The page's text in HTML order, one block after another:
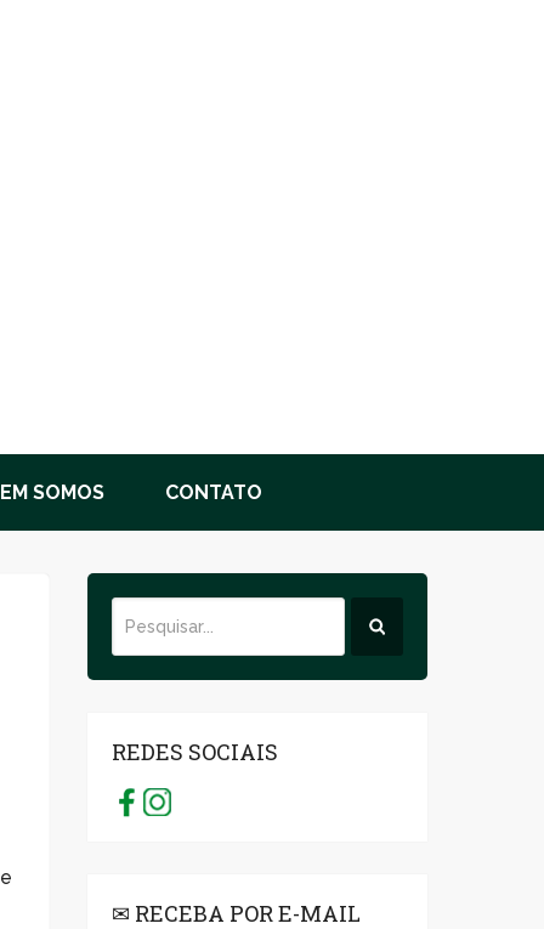
SOMOS CONTATO
REDES SOCIAIS
✉ RECEBA POR E-MAIL